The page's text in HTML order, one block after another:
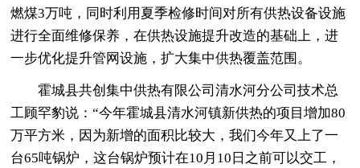
燃煤3万吨，同时利用夏季检修时间对所有供热设备设施
进行全面维修保养，在供热设施提升改造的基础上，进
一步优化提升管网设施，扩大集中供热覆盖范围。
霍城县共创集中供热有限公司清水河分公司技术总
工顾罕豹说：“今年霍城县清水河镇新供热的项目增加80
万平方米，因为新增的面积比较大，我们今年又上了一
台65吨锅炉，这台锅炉预计在10月10日之前可以交工，